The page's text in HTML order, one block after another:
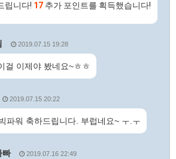
립니다! 17 추가 포인트를 획득했습니다!
2019.07.15 19:28
걸 이제야 봤네요~ㅎㅎ
2019.07.15 20:22
파워 축하드립니다. 부럽네요~ ㅜ.ㅜ
빠 2019.07.16 22:49